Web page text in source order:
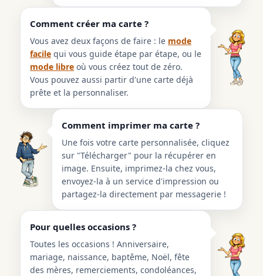
Comment créer ma carte ?
Vous avez deux façons de faire : le mode
facile qui vous guide étape par étape, ou le
mode libre où vous créez tout de zéro.
Vous pouvez aussi partir d'une carte déjà
prête et la personnaliser.
Comment imprimer ma carte ?
Une fois votre carte personnalisée, cliquez
sur "Télécharger" pour la récupérer en
image. Ensuite, imprimez-la chez vous,
envoyez-la à un service d'impression ou
partagez-la directement par messagerie !
Pour quelles occasions ?
Toutes les occasions ! Anniversaire,
mariage, naissance, baptême, Noël, fête
des mères, remerciements, condoléances,